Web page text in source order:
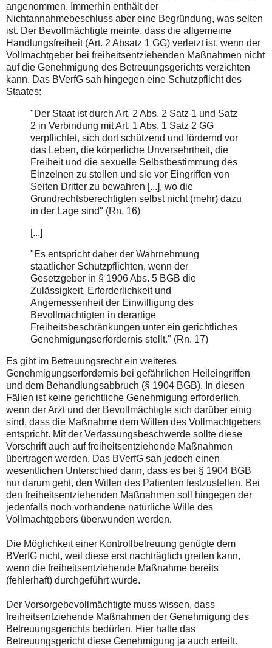
angenommen. Immerhin enthält der
Nichtannahmebeschluss aber eine Begründung, was selten
ist. Der Bevollmächtigte meinte, dass die allgemeine
Handlungsfreiheit (Art. 2 Absatz 1 GG) verletzt ist, wenn der
Vollmachtgeber bei freiheitsentziehenden Maßnahmen nicht
auf die Genehmigung des Betreuungsgerichts verzichten
kann. Das BVerfG sah hingegen eine Schutzpflicht des
Staates:
"Der Staat ist durch Art. 2 Abs. 2 Satz 1 und Satz
2 in Verbindung mit Art. 1 Abs. 1 Satz 2 GG
verpflichtet, sich dort schützend und fördernd vor
das Leben, die körperliche Unversehrtheit, die
Freiheit und die sexuelle Selbstbestimmung des
Einzelnen zu stellen und sie vor Eingriffen von
Seiten Dritter zu bewahren [...], wo die
Grundrechtsberechtigten selbst nicht (mehr) dazu
in der Lage sind" (Rn. 16)
[...]
"Es entspricht daher der Wahrnehmung
staatlicher Schutzpflichten, wenn der
Gesetzgeber in § 1906 Abs. 5 BGB die
Zulässigkeit, Erforderlichkeit und
Angemessenheit der Einwilligung des
Bevollmächtigten in derartige
Freiheitsbeschränkungen unter ein gerichtliches
Genehmigungserfordernis stellt." (Rn. 17)
Es gibt im Betreuungsrecht ein weiteres
Genehmigungserfordernis bei gefährlichen Heileingriffen
und dem Behandlungsabbruch (§ 1904 BGB). In diesen
Fällen ist keine gerichtliche Genehmigung erforderlich,
wenn der Arzt und der Bevollmächtigte sich darüber einig
sind, dass die Maßnahme dem Willen des Vollmachtgebers
entspricht. Mit der Verfassungsbeschwerde sollte diese
Vorschrift auch auf freiheitsentziehende Maßnahmen
übertragen werden. Das BVerfG sah jedoch einen
wesentlichen Unterschied darin, dass es bei § 1904 BGB
nur darum geht, den Willen des Patienten festzustellen. Bei
den freiheitsentziehenden Maßnahmen soll hingegen der
jedenfalls noch vorhandene natürliche Wille des
Vollmachtgebers überwunden werden.
Die Möglichkeit einer Kontrollbetreuung genügte dem
BVerfG nicht, weil diese erst nachträglich greifen kann,
wenn die freiheitsentziehende Maßnahme bereits
(fehlerhaft) durchgeführt wurde.
Der Vorsorgebevollmächtigte muss wissen, dass
freiheitsentziehende Maßnahmen der Genehmigung des
Betreuungsgerichts bedürfen. Hier hatte das
Betreuungsgericht diese Genehmigung ja auch erteilt.